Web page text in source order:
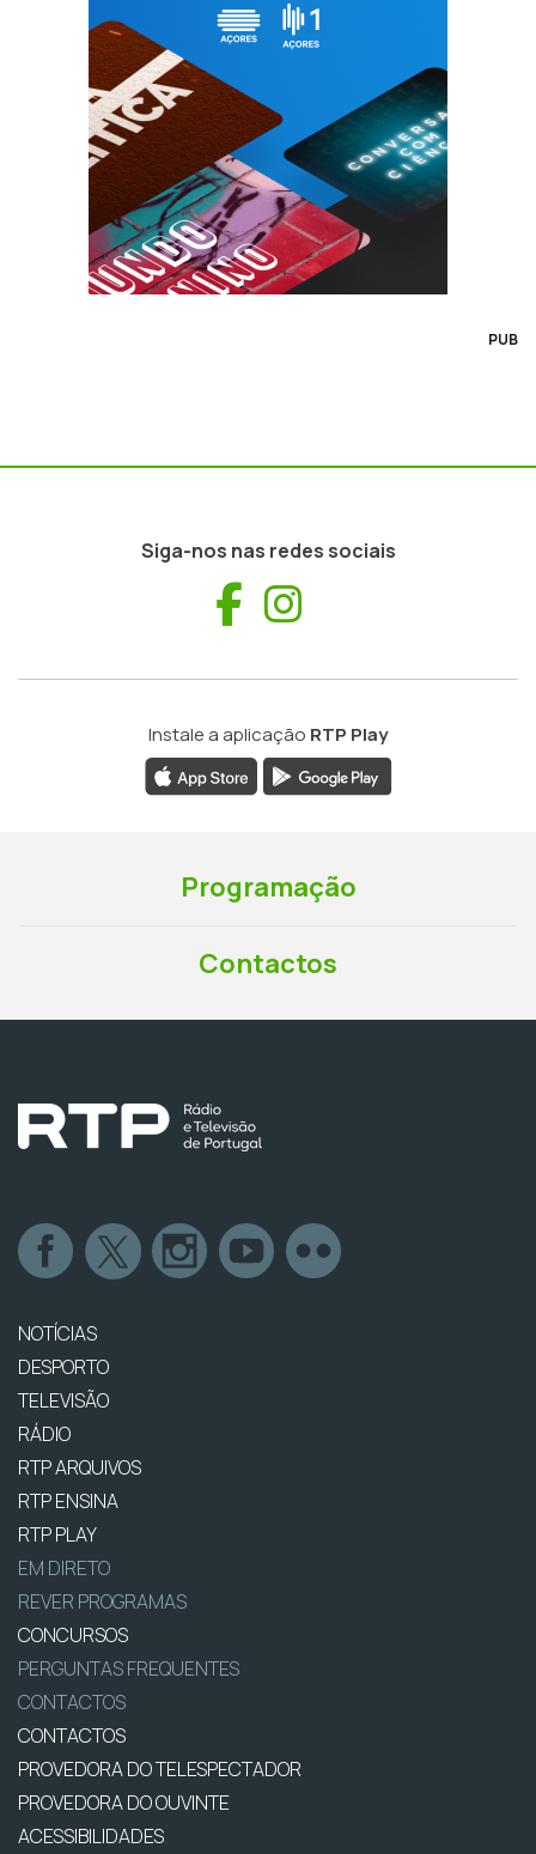
PUB
Siga-nos nas redes sociais
Facebook
Instale a aplicação RTP Play
Programação
Contactos
NOTÍCIAS
DESPORTO
TELEVISÃO
RÁDIO
RTP ARQUIVOS
RTP ENSINA
RTP PLAY
EM DIRETO
REVER PROGRAMAS
CONCURSOS
PERGUNTAS FREQUENTES
CONTACTOS
CONTACTOS
PROVEDORA DO TELESPECTADOR
PROVEDORA DO OUVINTE
ACESSIBILIDADES